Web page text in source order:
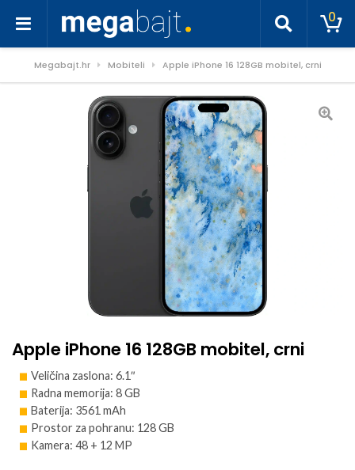
0
Megabajt.hr Mobiteli Apple iPhone 16 128GB mobitel, crni
Apple iPhone 16 128GB mobitel, crni
Veličina zaslona: 6.1″
Radna memorija: 8 GB
Baterija: 3561 mAh
Prostor za pohranu: 128 GB
Kamera: 48 + 12 MP